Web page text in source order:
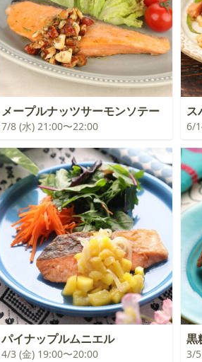
メープルナッツサーモンソテー
7/8 (水) 21:00〜22:00
ス
6/
パイナップルムニエル
4/3 (金) 19:00〜20:00
黒
3/